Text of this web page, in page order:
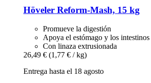
Höveler Reform-​Mash, 15 kg
Promueve la digestión
Apoya el estómago y los intestinos
Con linaza extrusionada
26,49 € (1,77 € / kg)
Entrega hasta el 18 agosto